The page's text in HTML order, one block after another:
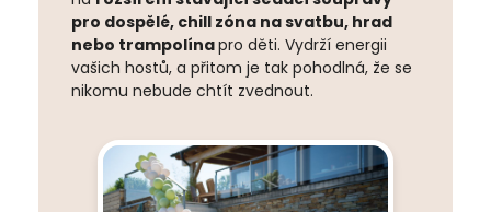
pro dospělé, chill zóna na svatbu, hrad
nebo trampolínapro děti. Vydrží energii
vašich hostů, a přitom je tak pohodlná, že se
nikomu nebude chtít zvednout.